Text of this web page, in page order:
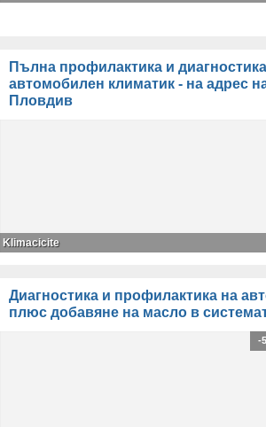
Пълна профилактика и
автомобилен климатик - на адрес
Пловдив
Klimacicite
Диагностика и профилактика на
плюс добавяне на масло в
-